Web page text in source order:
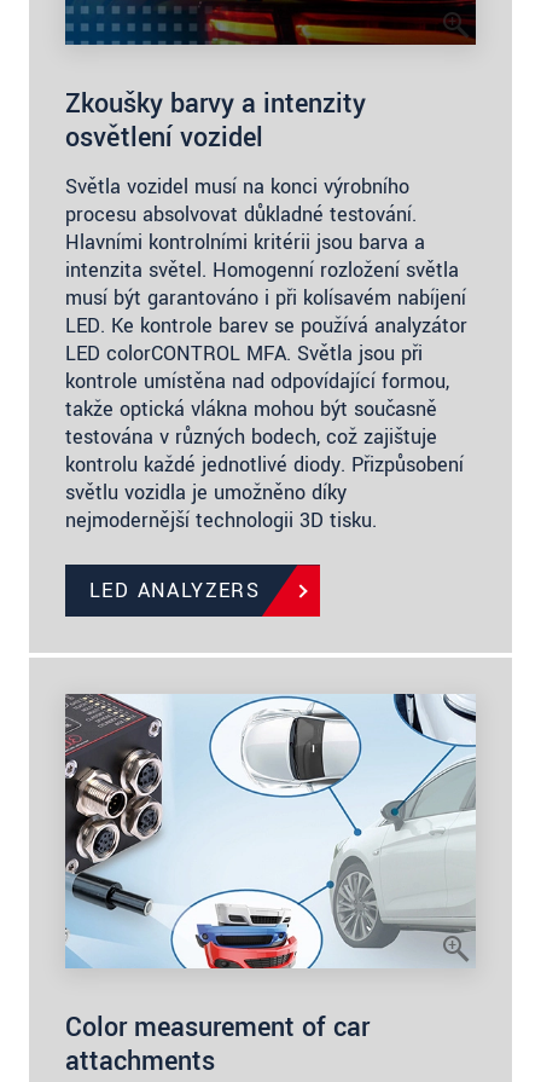
Zkoušky barvy a intenzity
osvětlení vozidel
Světla vozidel musí na konci výrobního
procesu absolvovat důkladné testování.
Hlavními kontrolními kritérii jsou barva a
intenzita světel. Homogenní rozložení světla
musí být garantováno i při kolísavém nabíjení
LED. Ke kontrole barev se používá analyzátor
LED colorCONTROL MFA. Světla jsou při
kontrole umístěna nad odpovídající formou,
takže optická vlákna mohou být současně
testována v různých bodech, což zajišťuje
kontrolu každé jednotlivé diody. Přizpůsobení
světlu vozidla je umožněno díky
nejmodernější technologii 3D tisku.
LED ANALYZERS
Color measurement of car
attachments